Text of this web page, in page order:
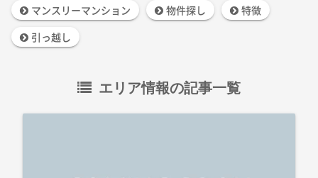
マンスリーマンション
物件探し
特徴
引っ越し
エリア情報の記事一覧